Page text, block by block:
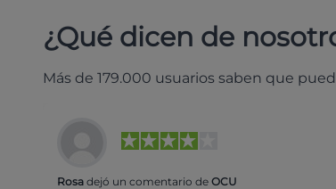
¿Qué dicen de
Más de 179.000 usuarios saben que
Rosa dejó un comentario de OCU